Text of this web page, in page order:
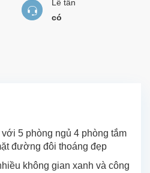
Lễ tân
có
5 phòng ngủ 4 phòng tắm
đường đôi thoáng đẹp
không gian xanh và công